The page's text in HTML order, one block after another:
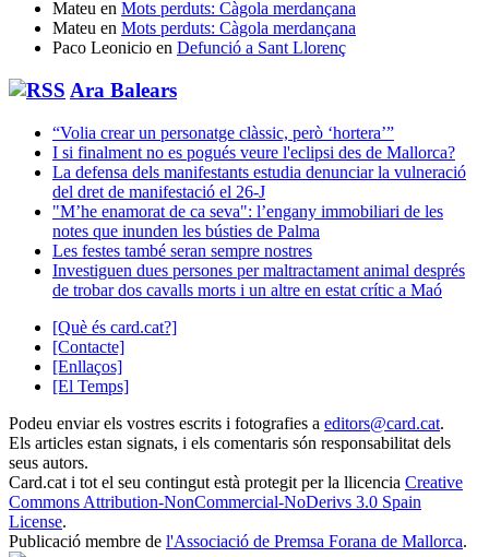
Mateu en Mots perduts: Càgola merdançana
Mateu en Mots perduts: Càgola merdançana
Paco Leonicio en Defunció a Sant Llorenç
Ara Balears
“Volia crear un personatge clàssic, però ‘hortera’”
I si finalment no es pogués veure l'eclipsi des de Mallorca?
La defensa dels manifestants estudia denunciar la vulneració
del dret de manifestació el 26-J
"M’he enamorat de ca seva": l’engany immobiliari de les
notes que inunden les bústies de Palma
Les festes també seran sempre nostres
Investiguen dues persones per maltractament animal després
de trobar dos cavalls morts i un altre en estat crític a Maó
[Què és card.cat?]
[Contacte]
[Enllaços]
[El Temps]
Podeu enviar els vostres escrits i fotografies a editors@card.cat.
Els articles estan signats, i els comentaris són responsabilitat dels
seus autors.
Card.cat i tot el seu contingut està protegit per la llicencia Creative
Commons Attribution-NonCommercial-NoDerivs 3.0 Spain
License.
Publicació membre de l'Associació de Premsa Forana de Mallorca.